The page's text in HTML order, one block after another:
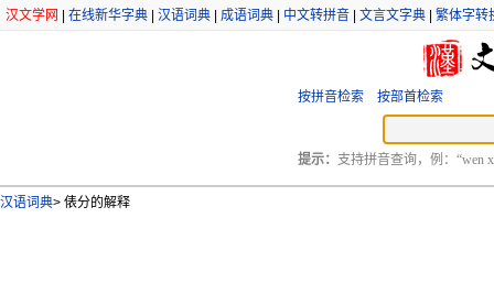
汉文学网 在线新华字典 汉语词典 成语词典 中文转拼音 文言文字典 繁体字转
按拼音检索 按部首检索
提示： 支持拼音查询，例：“wen
汉语词典> 俵分的解释